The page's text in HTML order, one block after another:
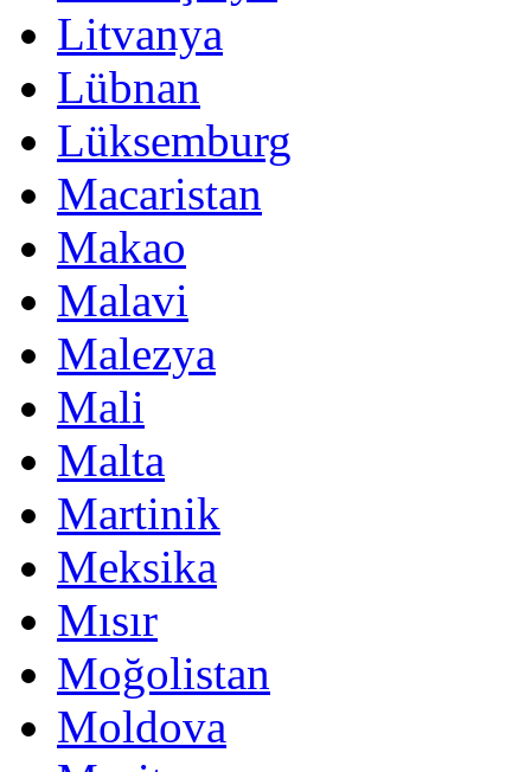
Litvanya
Lübnan
Lüksemburg
Macaristan
Makao
Malavi
Malezya
Mali
Malta
Martinik
Meksika
Mısır
Moğolistan
Moldova